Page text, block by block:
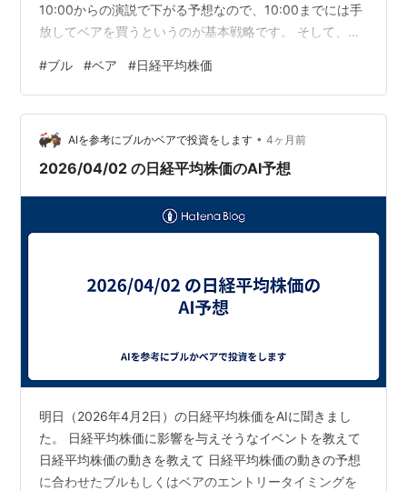
10:00からの演説で下がる予想なので、10:00までには手
放してベアを買うというのが基本戦略です。 そして、ま
きた。 えーっ。同値で撤退できる？もうすぐ10:00。 な
んで高値づかみするんだろう。不思議。 10:00がきた！
う、売れない。 あーっ、いっきに下がった。 AIあたって
る。 って騒いでも日経平均は±250円内で行ったり来たり
してる。 あ、すごく落ち…
#ブル #ベア #日経平均株価
AIを参考にブルかベアで投資をします • 4ヶ月前
2026/04/02 の日経平均株価のAI予想
明日（2026年4月2日）の日経平均株価をAIに聞きまし
た。 日経平均株価に影響を与えそうなイベントを教えて
日経平均株価の動きを教えて 日経平均株価の動きの予想
に合わせたブルもしくはベアのエントリータイミングを